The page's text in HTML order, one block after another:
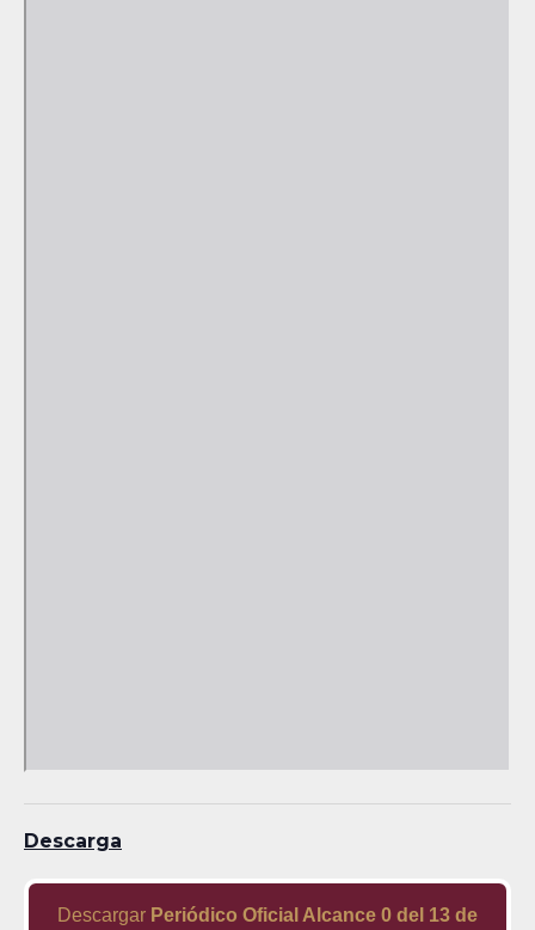
Descarga
Descargar Periódico Oficial Alcance 0 del 13 de